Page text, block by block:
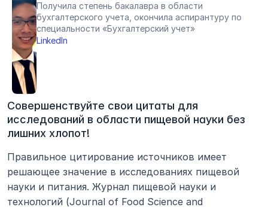
Получила степень бакалавра в области
бухгалтерского учета, окончила аспирантуру по
специальности «Бухгалтерский учет»
LinkedIn
Совершенствуйте свои цитаты для
исследований в области пищевой науки без
лишних хлопот!
Правильное цитирование источников имеет
решающее значение в исследованиях пищевой
науки и питания. Журнал пищевой науки и
технологий (Journal of Food Science and